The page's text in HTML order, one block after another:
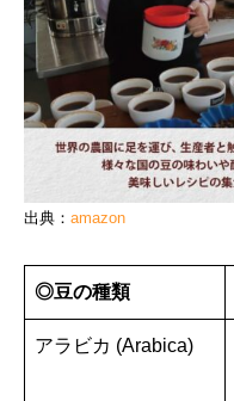
出典： amazon
◎豆の種類
アラビカ (Arabica)